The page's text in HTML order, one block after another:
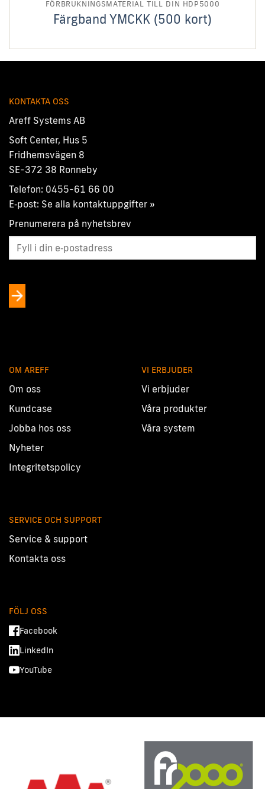
FÖRBRUKNINGSMATERIAL TILL DIN HDP5000
Färgband YMCKK (500 kort)
KONTAKTA OSS
Areff Systems AB
Soft Center, Hus 5
Fridhemsvägen 8
SE-372 38 Ronneby
Telefon: 0455-61 66 00
E‑post: Se alla kontaktuppgifter »
Prenumerera på nyhetsbrev
OM AREFF
Om oss
Kundcase
Jobba hos oss
Nyheter
Integritetspolicy
VI ERBJUDER
Vi erbjuder
Våra produkter
Våra system
SERVICE OCH SUPPORT
Service & support
Kontakta oss
FÖLJ OSS
Facebook
LinkedIn
YouTube